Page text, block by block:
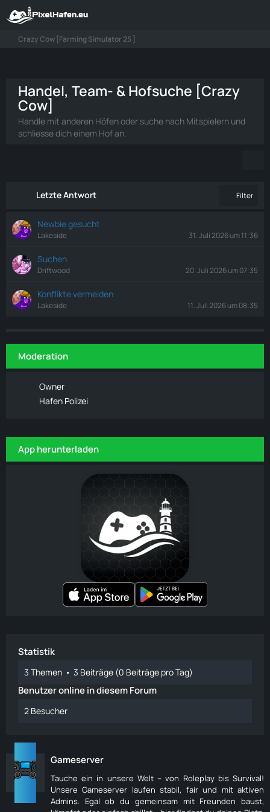
Crazy Cow [Farming Simulator 25 ]
Handel, Team- & Hofsuche [Crazy
Cow]
Handle mit anderen Höfen oder suche nach Mitspielern und
schliesse dich einem Hof an.
Letzte Antwort Filter
Newbie gesucht
Lakeside 31. Juli 2026 um 11:36
Suchen
Driftwood 20. Juli 2026 um 07:35
Konflikte vermeiden
Lakeside 11. Juli 2026 um 08:35
Moderation
Owner
Hafen Polizei
App herunterladen
Statistik
3 Themen 3 Beiträge (0 Beiträge pro Tag)
Benutzer online in diesem Forum
2 Besucher
Gameserver
Tauche ein in unsere Welt – von Roleplay bis Survival!
Unsere Gameserver laufen stabil, fair und mit aktiven
Admins. Egal ob du gemeinsam mit Freunden baust,